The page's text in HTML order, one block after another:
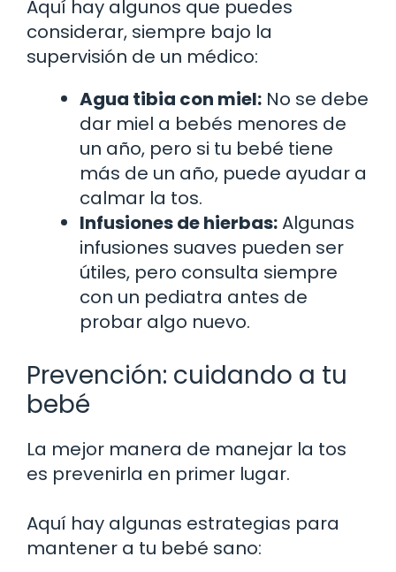
Aquí hay algunos que puedes
considerar, siempre bajo la
supervisión de un médico:
Agua tibia con miel: No se debe
dar miel a bebés menores de
un año, pero si tu bebé tiene
más de un año, puede ayudar a
calmar la tos.
Infusiones de hierbas:Algunas
infusiones suaves pueden ser
útiles, pero consulta siempre
con un pediatra antes de
probar algo nuevo.
Prevención: cuidando a tu
bebé
La mejor manera de manejar la tos
es prevenirla en primer lugar.
Aquí hay algunas estrategias para
mantener a tu bebé sano: